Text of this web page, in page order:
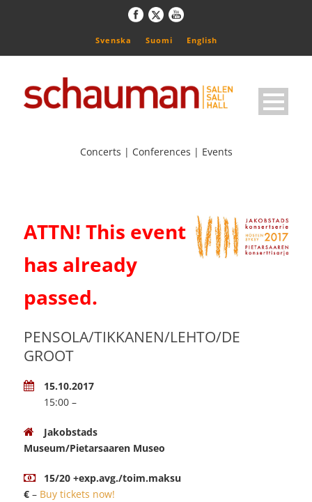
Svenska Suomi English
Concerts | Conferences | Events
ATTN! This event
has already
passed.
PENSOLA/TIKKANEN/LEHTO/DE
GROOT
15.10.2017
15:00 –
Jakobstads
Museum/Pietarsaaren Museo
15/20 +exp.avg./toim.maksu
€ – Buy tickets now!